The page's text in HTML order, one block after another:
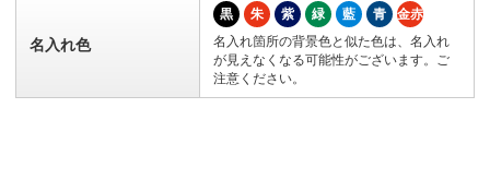
名入れ色
黒 朱 紫 緑 藍 青
金赤
名入れ箇所の背景色と似た色は、名入れ
が見えなくなる可能性がございます。ご
注意ください。